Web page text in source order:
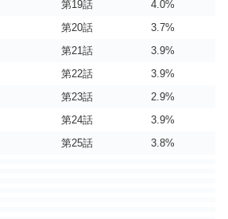
第19話
4.0%
第20話
3.7%
第21話
3.9%
第22話
3.9%
第23話
2.9%
第24話
3.9%
第25話 3.8%